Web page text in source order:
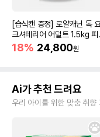
[습식캔 증정] 로얄캐닌 독 요
크셔테리어 어덜트 1.5kg 피
관리
18% 24,800원
Ai가 추천 드려요
우리 아이를 위한 맞춤 취향